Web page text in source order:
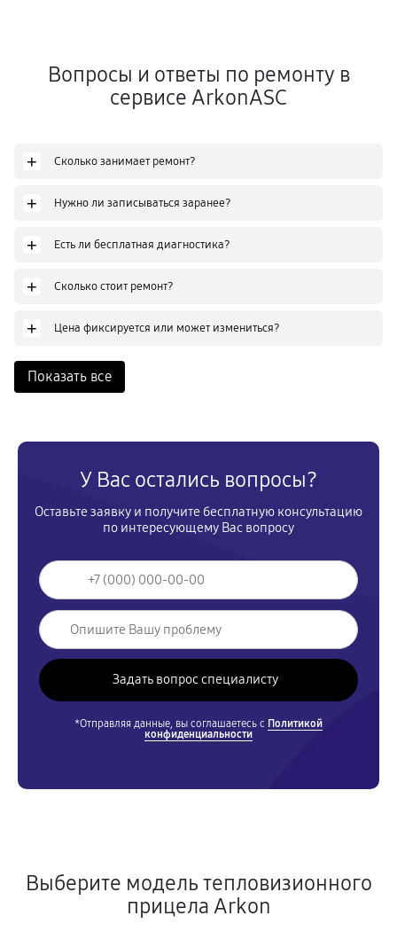
Вопросы и ответы по ремонту в
сервисе ArkonASC
+ Сколько занимает ремонт?
+ Нужно ли записываться заранее?
+ Есть ли бесплатная диагностика?
+ Сколько стоит ремонт?
+ Цена фиксируется или может измениться?
Показать все
У Вас остались вопросы?
Оставьте заявку и получите бесплатную консультацию
по интересующему Вас вопросу
*Отправляя данные, вы соглашаетесь с Политикой
конфиденциальности
Выберите модель тепловизионного
прицела Arkon